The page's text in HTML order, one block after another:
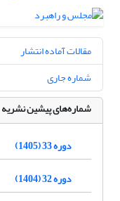
مقالات آماده انتشار
شماره جاری
شماره‌های پیشین نشریه
دوره 33 (1405)
دوره 32 (1404)